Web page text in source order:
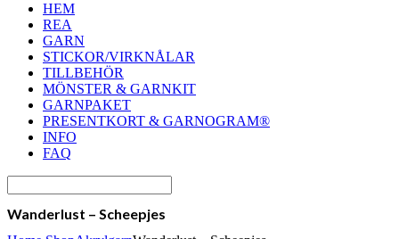
HEM
REA
GARN
STICKOR/VIRKNÅLAR
TILLBEHÖR
MÖNSTER & GARNKIT
GARNPAKET
PRESENTKORT & GARNOGRAM®
INFO
FAQ
Wanderlust – Scheepjes